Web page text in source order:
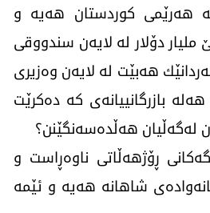
هەرێمی كوردستان هەیە و
دۆلار لە لایەن سندووقی
هەبێت لە لایەن وەزیری
بازرگانییانەی كە دەكرێت
لەگەڵیان هەڵدەسەنگێنن؟
ڕۆژهەڵاتی ناوەڕاست و
شاهانە هەیە و ئێمە